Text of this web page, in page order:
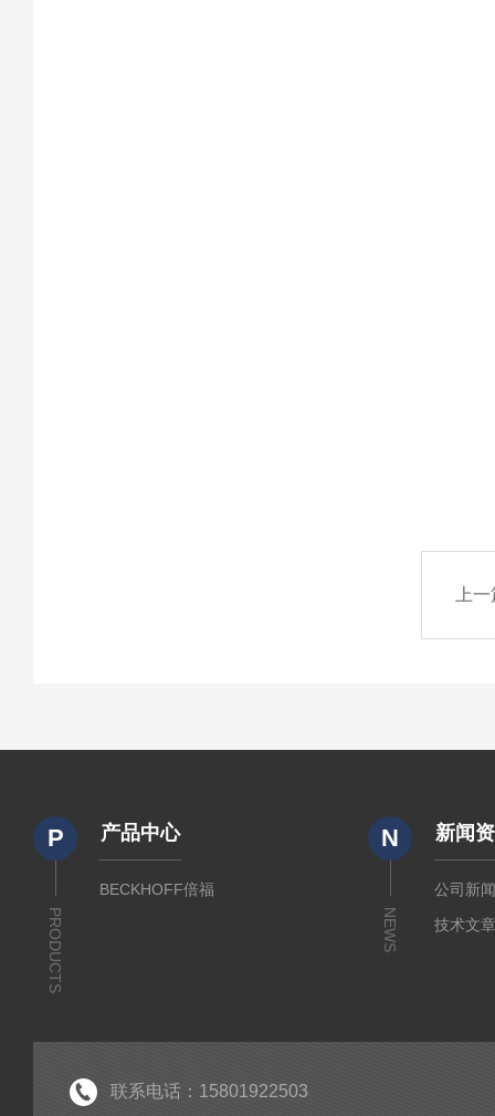
上
P
PRODUCTS
产品中心
BECKHOFF倍福
N
NEWS
新闻
公司新
技术文
联系电话：15801922503